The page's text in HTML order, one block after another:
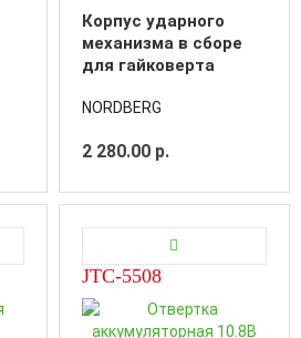
Корпус ударного
механизма в сборе
для гайковерта
NE812K (с 2023)
NORDBERG
2 280.00 р.
JTC-5508